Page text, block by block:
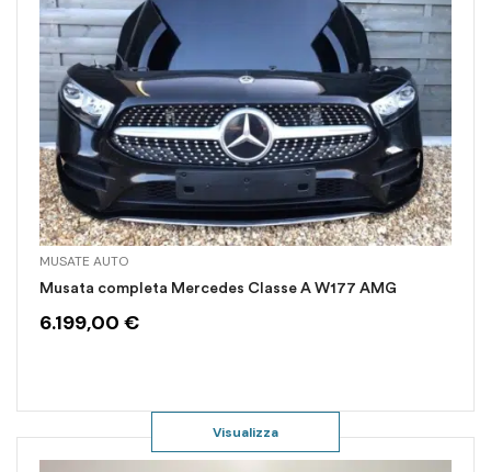
MUSATE AUTO
Musata completa Mercedes Classe A W177 AMG
6.199,00 €
Visualizza